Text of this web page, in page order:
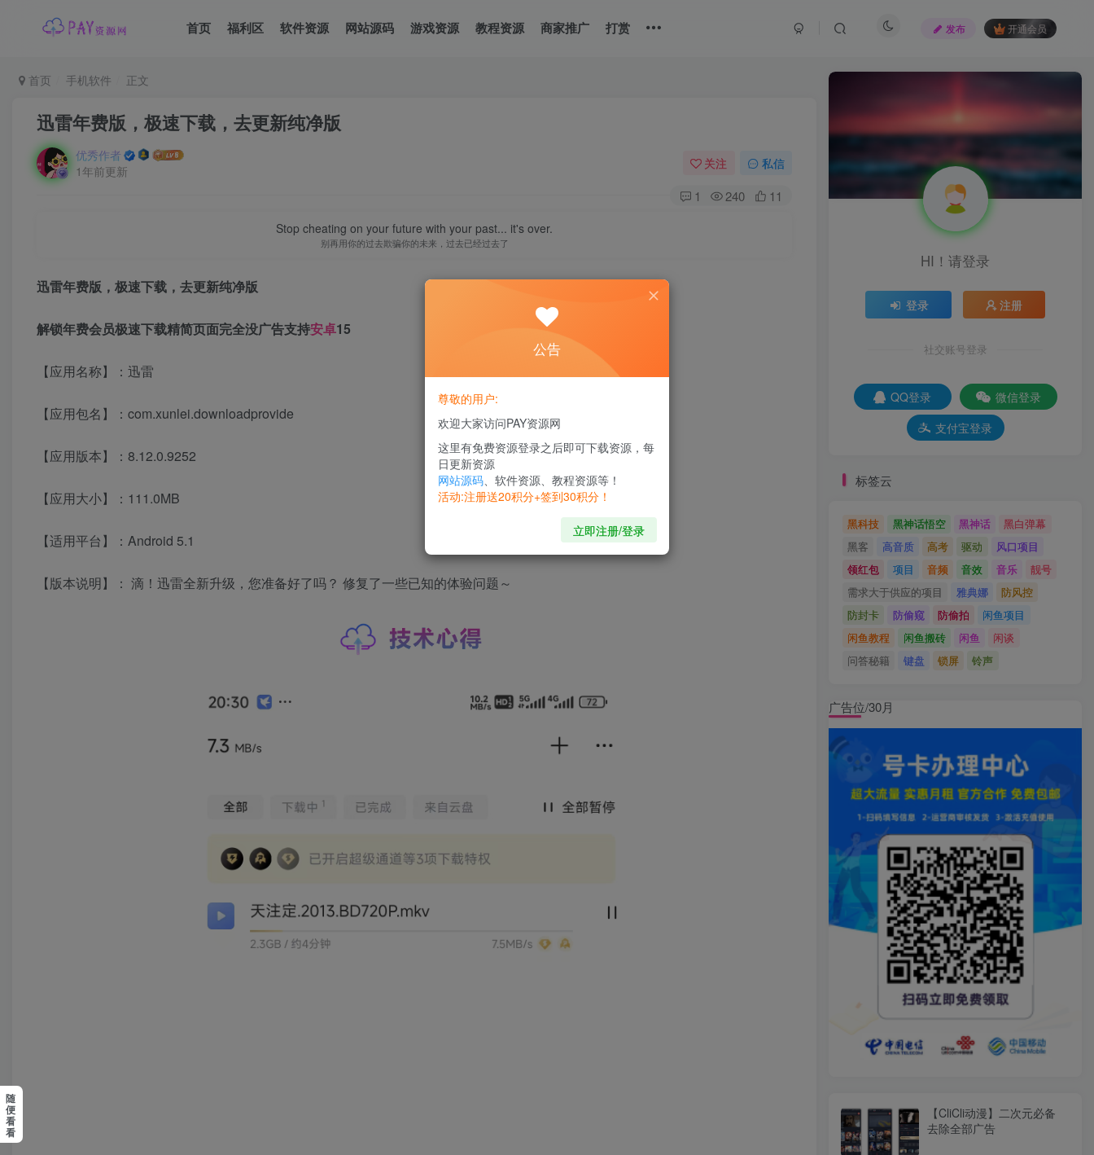
首页 福利区 软件资源 网站源码 游戏资源 教程资源 商家推广 打赏 发布 开通会员
首页 手机软件 正文
迅雷年费版，极速下载，去更新纯净版
优秀作者
1年前更新
关注 私信
1 240 11
Stop cheating on your future with your past... it's over.
别再用你的过去欺骗你的未来，过去已经过去了
迅雷年费版，极速下载，去更新纯净版
解锁年费会员极速下载精简页面完全没广告支持安卓15
【应用名称】：迅雷
【应用包名】：com.xunlei.downloadprovide
【应用版本】：8.12.0.9252
【应用大小】：111.0MB
【适用平台】：Android 5.1
【版本说明】： 滴！迅雷全新升级，您准备好了吗？ 修复了一些已知的体验问题～
HI！请登录
登录 注册
社交账号登录
QQ登录
微信登录
支付宝登录
标签云
黑科技 黑神话悟空 黑神话
黑白弹幕
黑客
高音质 高考 驱动
风口项目
领红包
项目 音频 音效 音乐
靓号
需求大于供应的项目
雅典娜
防风控
防封卡
防偷窥 防偷拍
闲鱼项目
闲鱼教程
闲鱼搬砖 闲鱼
闲谈
问答秘籍
键盘 锁屏 铃声
广告位/30月
【CliCli动漫】二次元必备
去除全部广告
随
便
看
看
公告
尊敬的用户:
欢迎大家访问PAY资源网
这里有免费资源登录之后即可下载资源，每
日更新资源
网站源码、软件资源、教程资源等！
活动:注册送20积分+签到30积分！
立即注册/登录